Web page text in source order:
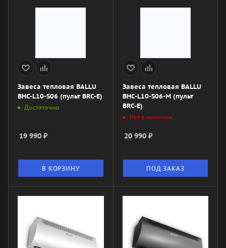
Завеса тепловая BALLU
BHC-L10-S06 (пульт BRC-E)
Достаточно
19 990 ₽
В КОРЗИНУ
Завеса тепловая BALLU
BHC-L10-S06-M (пульт
BRC-E)
Нет в наличии
20 990₽
ПОД ЗАКАЗ